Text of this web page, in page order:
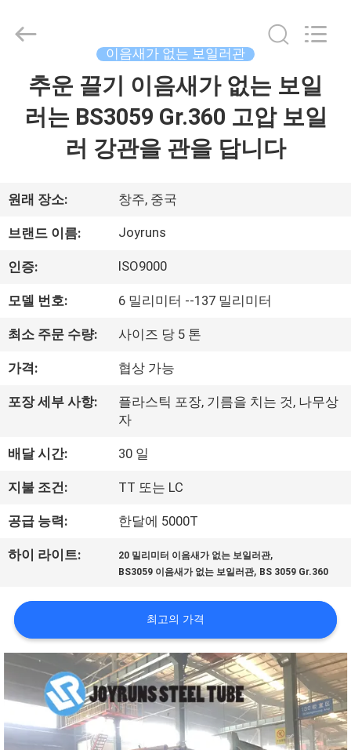
우
리
에
여
장
여
행
질
관
리
연
2021
Joyruns
CO.,LTD.
이음새가 없는 보일러관
추운 끌기 이음새가 없는 보일
러는 BS3059 Gr.360 고압 보일
러 강관을 관을 답니다
원래 장소: 창주, 중국
브랜드 이름: Joyruns
인증: ISO9000
모델 번호: 6 밀리미터 --137 밀리미터
최소 주문 수량: 사이즈 당 5 톤
가격: 협상 가능
포장 세부 사항:
플라스틱 포장, 기름을 치는 것, 나무상
자
배달 시간: 30 일
지불 조건: TT 또는 LC
공급 능력: 한달에 5000T
하이 라이트: 20 밀리미터 이음새가 없는 보일러관,
BS3059 이음새가 없는 보일러관, BS 3059 Gr.360
최고의 가격